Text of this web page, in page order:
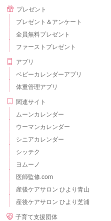
プレゼント
プレゼント＆アンケート
全員無料プレゼント
ファーストプレゼント
アプリ
ベビーカレンダーアプリ
体重管理アプリ
関連サイト
ムーンカレンダー
ウーマンカレンダー
シニアカレンダー
シッテク
ヨムーノ
医師監修.com
産後ケアサロン ひより青山
産後ケアサロン ひより芝浦
子育て支援団体